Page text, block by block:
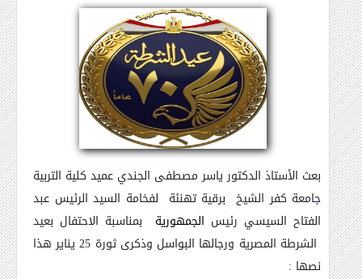
بعث الأستاذ الدكتور ياسر مصطفى الجندي عميد كلية التربية
جامعة كفر الشيخ برقية تهنئة لفخامة السيد الرئيس عبد
الفتاح السيسي رئيس الجمهورية
بمناسبة الاحتفال بعيد
الشرطة المصرية ورجالها البواسل وذكرى ثورة 25 يناير
هذا
نصها :